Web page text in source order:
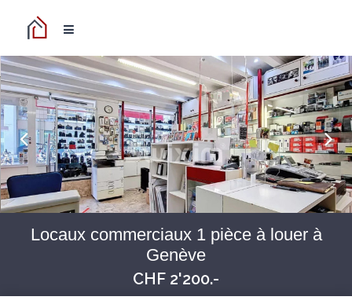
Locaux commerciaux 1 pièce à louer à
Genève
CHF 2'200.-